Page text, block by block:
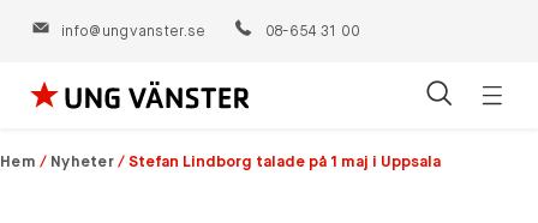
info@ungvanster.se 08-654 31 00
Hoppa
till
Hem / Nyheter /Stefan Lindborg talade på 1 maj i Uppsala